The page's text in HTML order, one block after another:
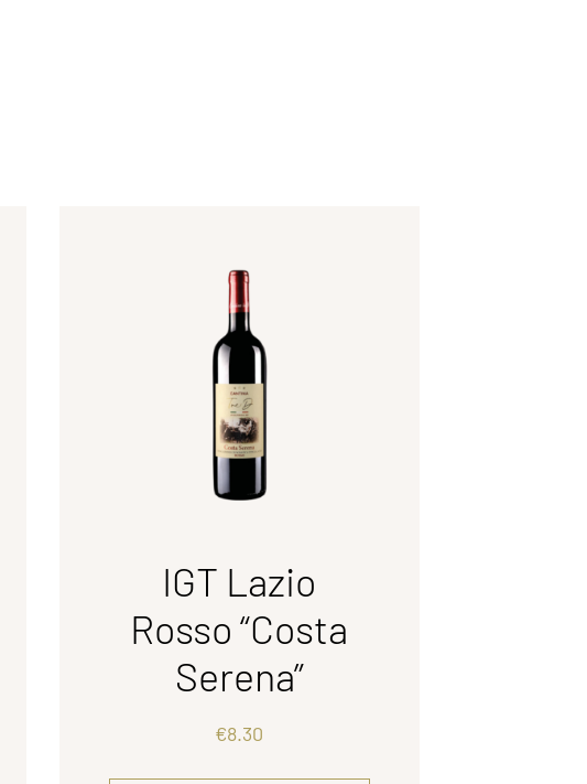
IGT Lazio
Rosso “Costa
Serena”
€8.30